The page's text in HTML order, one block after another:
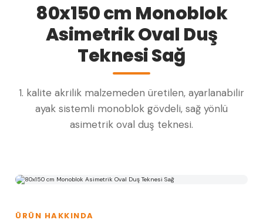
80x150 cm Monoblok
Asimetrik Oval Duş
Teknesi Sağ
1. kalite akrilik malzemeden üretilen, ayarlanabilir
ayak sistemli monoblok gövdeli, sağ yönlü
asimetrik oval duş teknesi.
ÜRÜN HAKKINDA